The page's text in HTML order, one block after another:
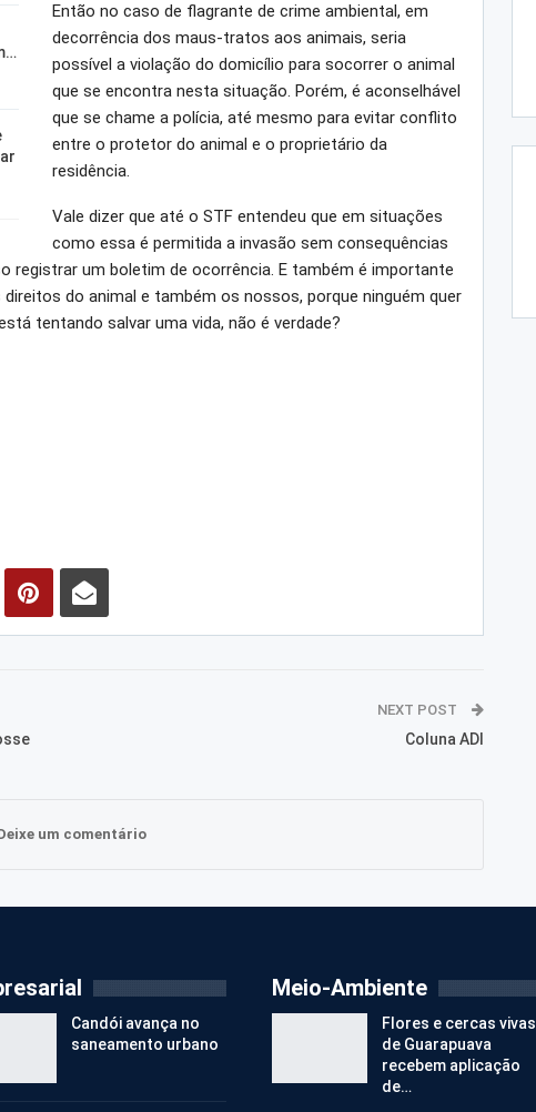
Então no caso de flagrante de crime ambiental, em
decorrência dos maus-tratos aos animais, seria
possível a violação do domicílio para socorrer o animal
que se encontra nesta situação. Porém, é aconselhável
que se chame a polícia, até mesmo para evitar conflito
entre o protetor do animal e o proprietário da
residência.
Vale dizer que até o STF entendeu que em situações
como essa é permitida a invasão sem consequências
registrar um boletim de ocorrência. E também é importante
do animal e também os nossos, porque ninguém quer
tentando salvar uma vida, não é verdade?
NEXT POST
Coluna ADI
um comentário
Candói avança no
saneamento urbano
Meio-Ambiente
Flores e cercas vivas
de Guarapuava
recebem aplicação
de…